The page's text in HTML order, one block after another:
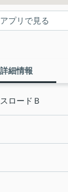
プリで見る
詳細情報
ロードＢ